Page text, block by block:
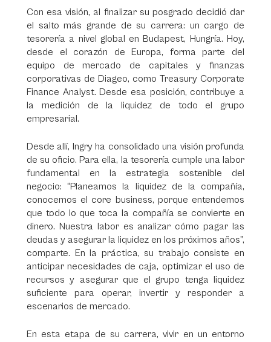
Con esa visión, al finalizar su posgrado decidió dar
el salto más grande de su carrera: un cargo de
tesorería a nivel global en Budapest, Hungría. Hoy,
desde el corazón de Europa, forma parte del
equipo de mercado de capitales y finanzas
corporativas de Diageo, como Treasury Corporate
Finance Analyst. Desde esa posición, contribuye a
la medición de la liquidez de todo el grupo
empresarial.
Desde allí, Ingry ha consolidado una visión profunda
de su oficio. Para ella, la tesorería cumple una labor
fundamental en la estrategia sostenible del
negocio: “Planeamos la liquidez de la compañía,
conocemos el core business, porque entendemos
que todo lo que toca la compañía se convierte en
dinero. Nuestra labor es analizar cómo pagar las
deudas y asegurar la liquidez en los próximos años”,
comparte. En la práctica, su trabajo consiste en
anticipar necesidades de caja, optimizar el uso de
recursos y asegurar que el grupo tenga liquidez
suficiente para operar, invertir y responder a
escenarios de mercado.
En esta etapa de su carrera, vivir en un entorno